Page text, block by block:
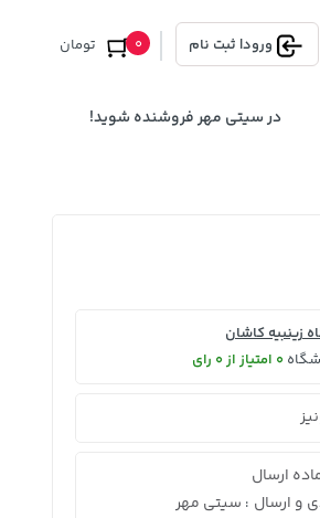
ورود| ثبت نام تومان 0
در سیتی مهر فروشنده شوید!
زینبیه کاشان
0 امتیاز از 0 رای
ارسال
و ارسال : سیتی مهر